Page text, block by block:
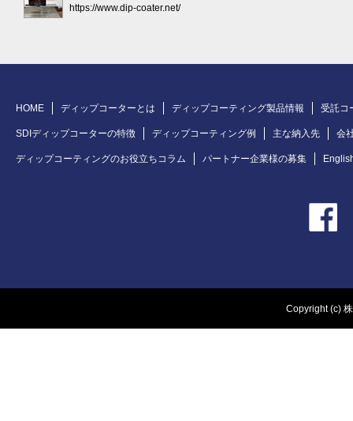
https://www.dip-coater.net/
HOME ディップコーターとは ディップコーティング製品情報 受託コ
SDIディップコーターの特徴 ディップコーティング例 主な納入先 会
ディップコーティングのお役立ちコラム パートナー企業様の募集
Copyright (c)